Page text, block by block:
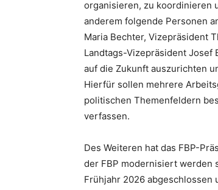
organisieren, zu koordinieren
anderem folgende Personen
Maria Bechter, Vizepräsident
Landtags-Vizepräsident Josef
auf die Zukunft auszurichten
Hierfür sollen mehrere
politischen Themenfeldern
verfassen.
Des Weiteren hat das FBP-
der FBP modernisiert werden
Frühjahr 2026 abgeschlossen